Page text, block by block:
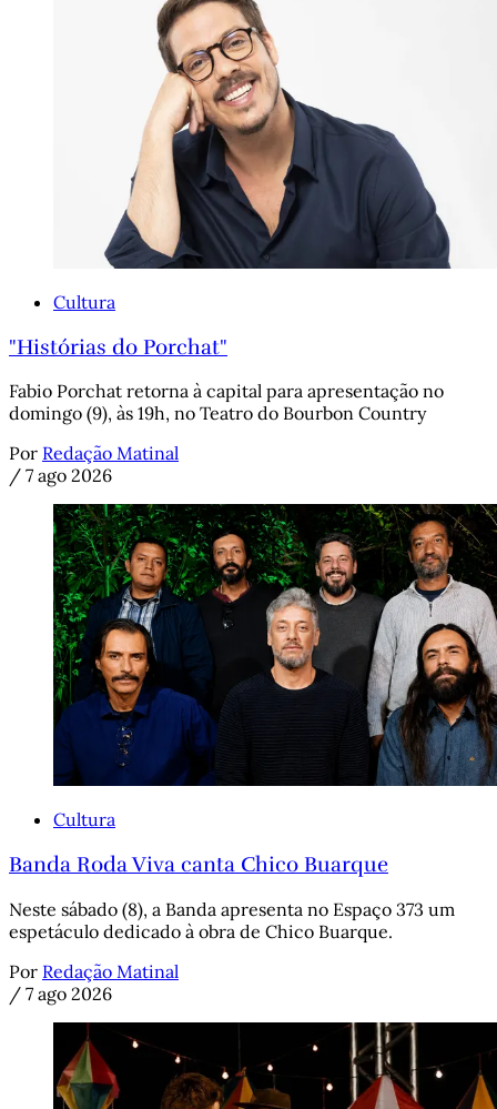
Cultura
"Histórias do Porchat"
Fabio Porchat retorna à capital para apresentação no
domingo (9), às 19h, no Teatro do Bourbon Country
Por Redação Matinal
/ 7 ago 2026
Cultura
Banda Roda Viva canta Chico Buarque
Neste sábado (8), a Banda apresenta no Espaço 373 um
espetáculo dedicado à obra de Chico Buarque.
Por Redação Matinal
/ 7 ago 2026